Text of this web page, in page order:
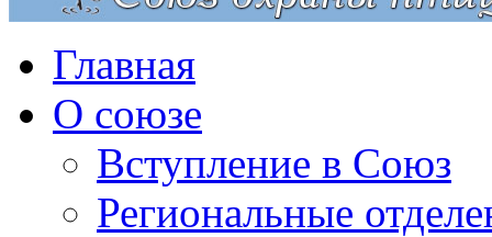
Главная
О союзе
Вступление в Союз
Региональные